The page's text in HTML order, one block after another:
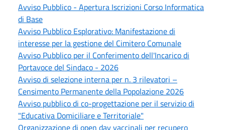
Avviso Pubblico - Apertura Iscrizioni Corso Informatica
di Base
Avviso Pubblico Esplorativo: Manifestazione di
interesse per la gestione del Cimitero Comunale
Avviso Pubblico per il Conferimento dell'Incarico di
Portavoce del Sindaco - 2026
Avviso di selezione interna per n. 3 rilevatori –
Censimento Permanente della Popolazione 2026
Avviso pubblico di co-progettazione per il servizio di
"Educativa Domiciliare e Territoriale"
Organizzazione di open day vaccinali per recupero